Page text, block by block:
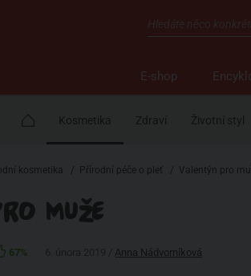
E-shop
Kosmetika Zdraví Životní styl
kosmetika / Přírodní péče o pleť / Valentýn pro
MUŽE
67% Anna Nádvorníková